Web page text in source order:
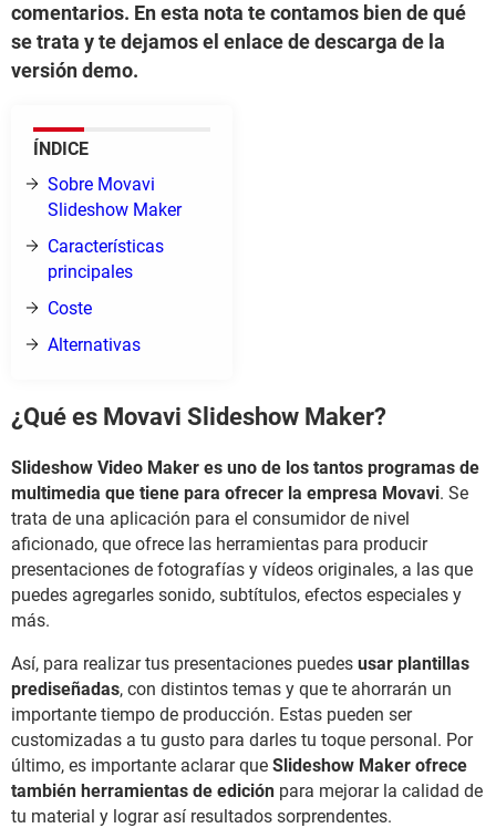
comentarios. En esta nota te contamos bien de qué
se trata y te dejamos el enlace de descarga de la
versión demo.
ÍNDICE
Sobre Movavi
Slideshow Maker
Características
principales
Coste
Alternativas
¿Qué es Movavi Slideshow Maker?
Slideshow Video Maker es uno de los tantos programas de
multimedia que tiene para ofrecer la empresa Movavi. Se
trata de una aplicación para el consumidor de nivel
aficionado, que ofrece las herramientas para producir
presentaciones de fotografías y vídeos originales, a las que
puedes agregarles sonido, subtítulos, efectos especiales y
más.
Así, para realizar tus presentaciones puedes usar plantillas
prediseñadas, con distintos temas y que te ahorrarán un
importante tiempo de producción. Estas pueden ser
customizadas a tu gusto para darles tu toque personal. Por
último, es importante aclarar que Slideshow Maker ofrece
también herramientas de edición para mejorar la calidad de
tu material y lograr así resultados sorprendentes.